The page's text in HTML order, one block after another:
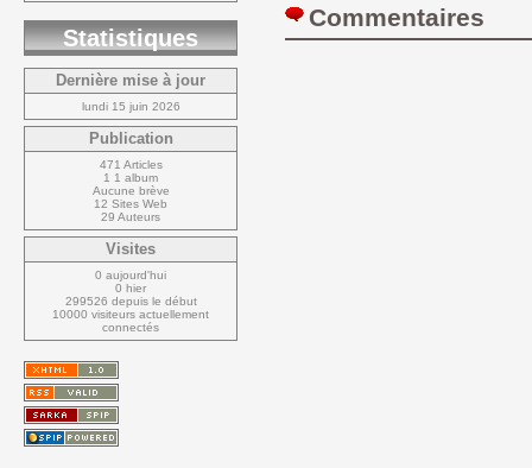
Commentaires
Statistiques
Dernière mise à jour
lundi 15 juin 2026
Publication
471 Articles
1 1 album
Aucune brève
12 Sites Web
29 Auteurs
Visites
0 aujourd'hui
0 hier
299526 depuis le début
10000 visiteurs actuellement
connectés